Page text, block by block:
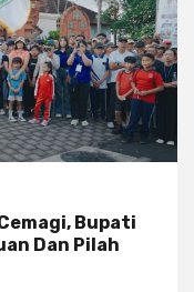
Bupati
Dan Pilah